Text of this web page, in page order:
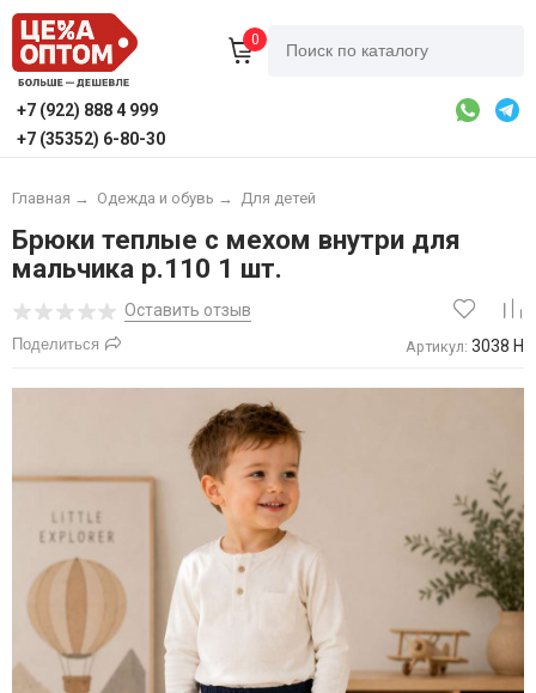
0
+7 (922) 888 4 999
+7 (35352) 6-80-30
Главная → Одежда и обувь → Для детей
Брюки теплые с мехом внутри для
мальчика р.110 1 шт.
Оставить отзыв
Поделиться Артикул: 3038 Н